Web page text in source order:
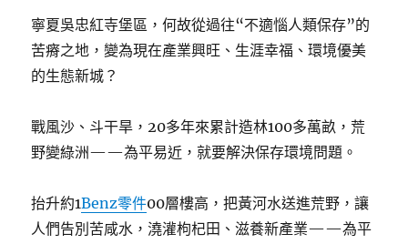
寧夏吳忠紅寺堡區，何故從過往“不適惱人類保存”的
苦瘠之地，變為現在產業興旺、生涯幸福、環境優美
的生態新城？
戰風沙、斗干旱，20多年來累計造林100多萬畝，荒
野變綠洲——為平易近，就要解決保存環境問題。
抬升約1Benz零件00層樓高，把黃河水送進荒野，讓
人們告別苦咸水，澆灌枸杞田、滋養新產業——為平